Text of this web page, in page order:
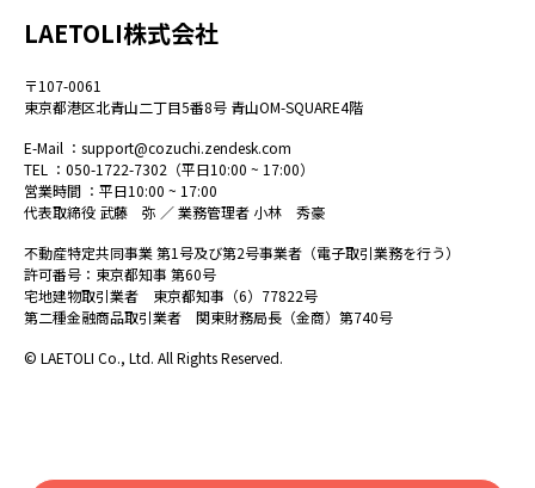
LAETOLI株式会社
〒107-0061
東京都港区北青山二丁目5番8号 青山OM-SQUARE4階
E-Mail ： support@cozuchi.zendesk.com
TEL ： 050-1722-7302 （平日10:00 ~ 17:00）
営業時間 ：平日10:00 ~ 17:00
代表取締役 武藤 弥 ／ 業務管理者 小林 秀豪
不動産特定共同事業 第1号及び第2号事業者（電子取引業務を行う）
許可番号：東京都知事 第60号
宅地建物取引業者 東京都知事（6）77822号
第二種金融商品取引業者 関東財務局長（金商）第740号
© LAETOLI Co., Ltd. All Rights Reserved.